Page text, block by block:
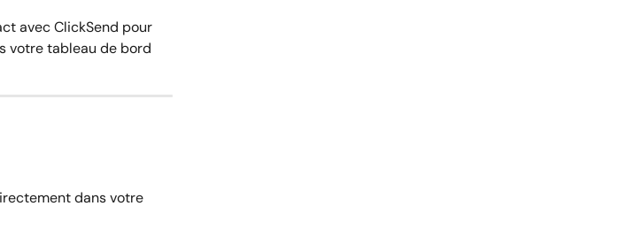
avec ClickSend pour
votre tableau de bord
dans votre